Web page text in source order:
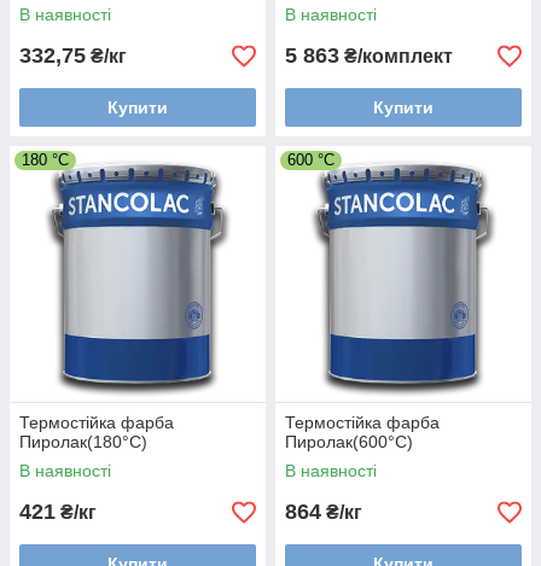
В наявності
332,75 ₴/кг
Купити
В наявності
5 863 ₴/комплект
Купити
180 °С
Термостійка фарба
Пиролак(180°С)
В наявності
421 ₴/кг
600 °С
Термостійка фарба
Пиролак(600°С)
В наявності
864 ₴/кг